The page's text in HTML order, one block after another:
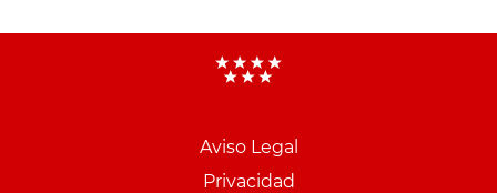
Aviso Legal
Privacidad